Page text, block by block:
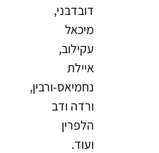
דובדבני,
מיכאל
עקילוב,
איילת
נחמיאס-ורבין,
ורדה ודב
הלפרין
ועוד.